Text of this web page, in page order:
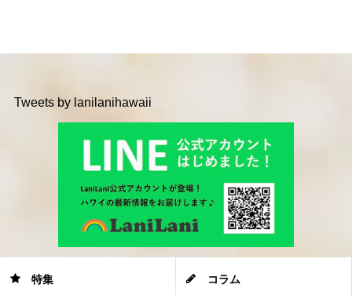
Tweets by lanilanihawaii
特集 コラム